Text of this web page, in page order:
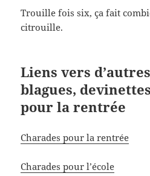
Trouille fois six, ça fait
citrouille.
Liens vers
blagues,
pour la rentrée
Charades pour la rentrée
Charades pour l’école